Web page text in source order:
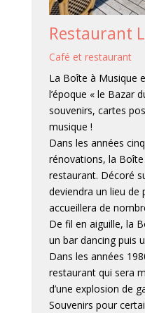
Restaurant
Café et restaurant
La Boîte à Musique
l’époque « le Bazar
souvenirs, cartes
musique !
Dans les années
rénovations, la
restaurant. Décoré
deviendra un lieu de
accueillera de
De fil en aiguille, la
un bar dancing puis
Dans les années
restaurant qui sera
d’une explosion de
Souvenirs pour